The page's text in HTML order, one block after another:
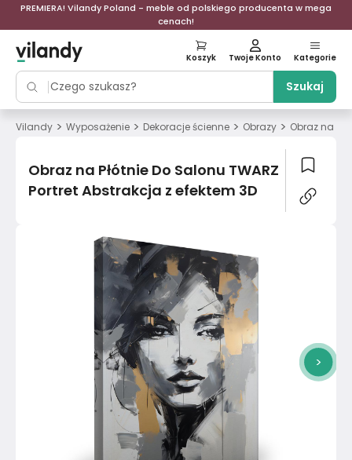
PREMIERA! Vilandy Poland - meble od polskiego producenta w mega
cenach!
Szukaj
Koszyk Twoje Konto Kategorie
Vilandy > Wyposażenie > Dekoracje ścienne > Obrazy > Obraz na
Obraz na Płótnie Do Salonu TWARZ
Portret Abstrakcja z efektem 3D
>